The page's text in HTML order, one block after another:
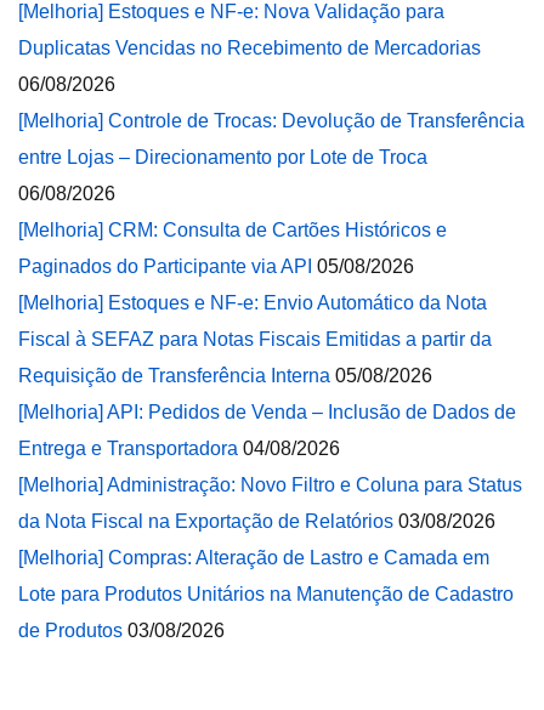
[Melhoria] Estoques e NF-e: Nova Validação para
Duplicatas Vencidas no Recebimento de Mercadorias
06/08/2026
[Melhoria] Controle de Trocas: Devolução de Transferência
entre Lojas – Direcionamento por Lote de Troca
06/08/2026
[Melhoria] CRM: Consulta de Cartões Históricos e
Paginados do Participante via API 05/08/2026
[Melhoria] Estoques e NF-e: Envio Automático da Nota
Fiscal à SEFAZ para Notas Fiscais Emitidas a partir da
Requisição de Transferência Interna 05/08/2026
[Melhoria] API: Pedidos de Venda – Inclusão de Dados de
Entrega e Transportadora 04/08/2026
[Melhoria] Administração: Novo Filtro e Coluna para Status
da Nota Fiscal na Exportação de Relatórios 03/08/2026
[Melhoria] Compras: Alteração de Lastro e Camada em
Lote para Produtos Unitários na Manutenção de Cadastro
de Produtos 03/08/2026